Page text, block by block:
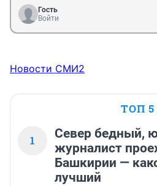
Гость
Войти
Новости СМИ2
ТОП 5
1
Север бедный,
журналист
Башкирии —
лучший